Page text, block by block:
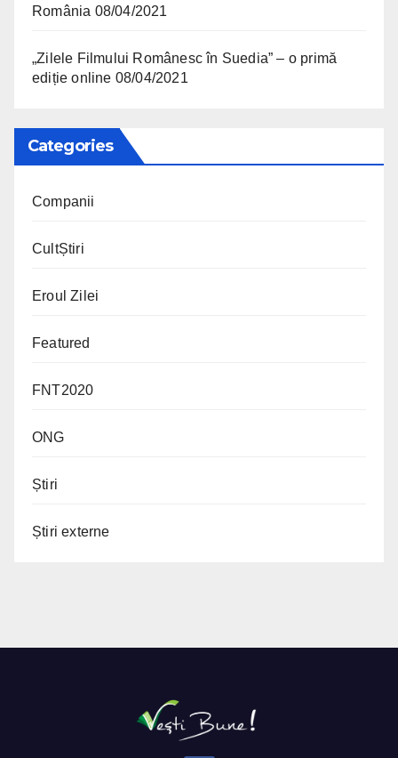
România 08/04/2021
„Zilele Filmului Românesc în Suedia” – o primă
ediție online 08/04/2021
Categories
Companii
CultȘtiri
Eroul Zilei
Featured
FNT2020
ONG
Știri
Știri externe